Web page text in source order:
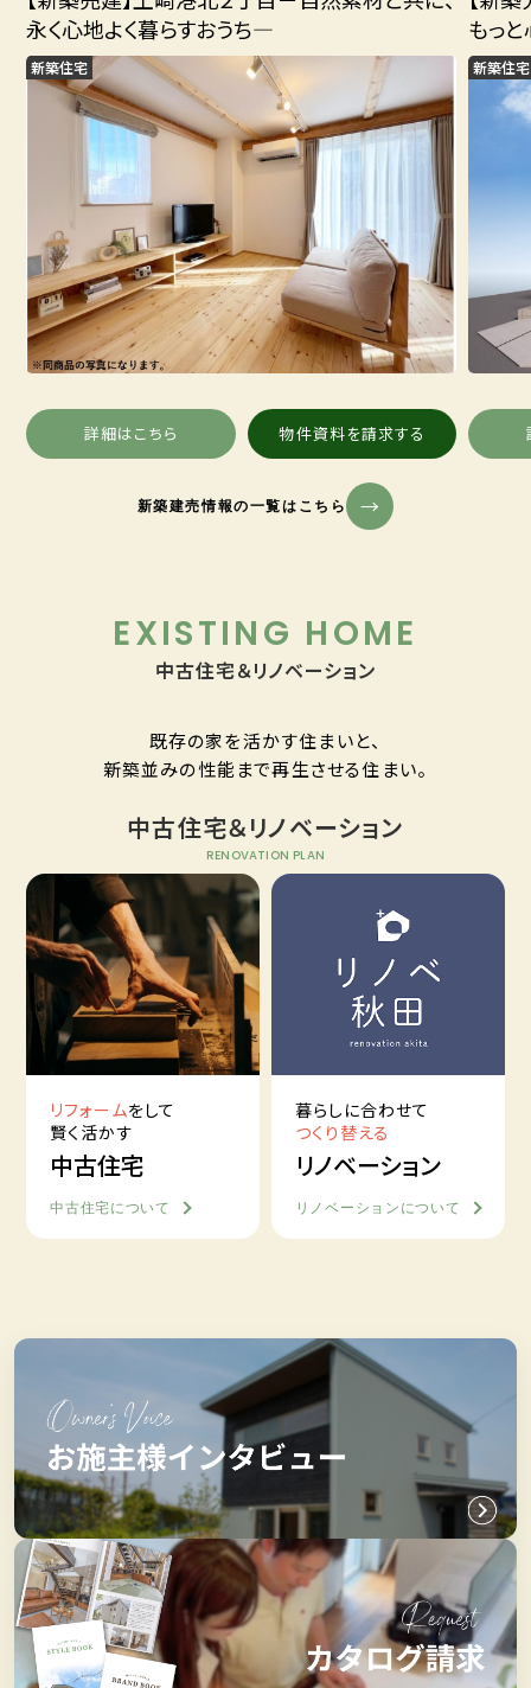
永く心地よく暮らすおうち―
新築住宅
詳細はこちら 物件資料を請求する
もっ
新築住宅
新築建売情報の一覧はこちら
EXISTING HOME
中古住宅＆リノベーション
既存の家を活かす住まいと、
新築並みの性能まで再生させる住まい。
中古住宅＆リノベーション
RENOVATION PLAN
リフォームをして
賢く活かす
中古住宅
中古住宅について
暮らしに合わせて
つくり替える
リノベーション
リノベーションについて